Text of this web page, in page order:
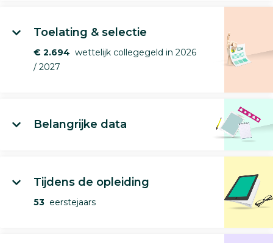
Toelating & selectie
€ 2.694 wettelijk collegegeld in 2026
/ 2027
Belangrijke data
Tijdens de opleiding
53 eerstejaars